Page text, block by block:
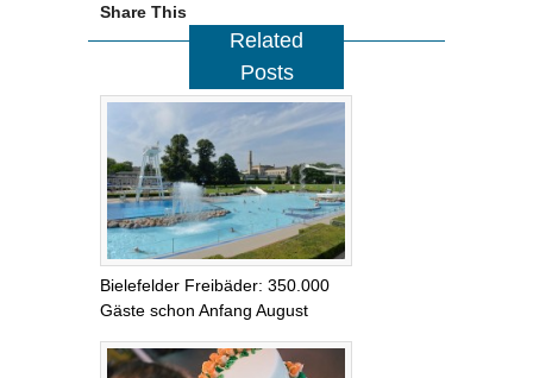
Share This
Related
Posts
Bielefelder Freibäder: 350.000
Gäste schon Anfang August